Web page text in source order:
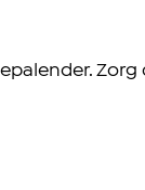
Zorg